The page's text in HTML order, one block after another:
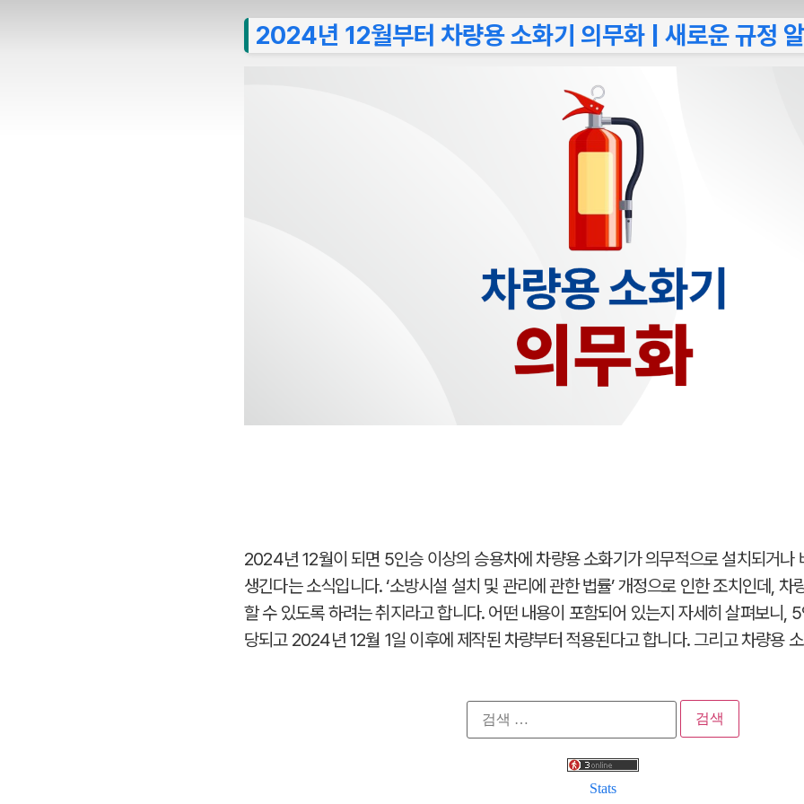
2024년 12월부터 차량용 소화기 의무화 | 새로운 규정
2024년 12월이 되면 5인승 이상의 승용차에 차량용 소화기가 의무적으로 설치되거나
생긴다는 소식입니다. ‘소방시설 설치 및 관리에 관한 법률’ 개정으로 인한 조치인데, 차
할 수 있도록 하려는 취지라고 합니다. 어떤 내용이 포함되어 있는지 자세히 살펴보니,
당되고 2024년 12월 1일 이후에 제작된 차량부터 적용된다고 합니다. 그리고 차량용
검
색:
Stats